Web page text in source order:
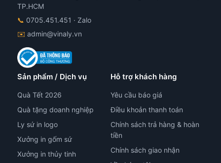
TP.HCM
📞 0705.451.451 · Zalo
✉️ admin@vinaly.vn
Sản phẩm / Dịch vụ
Quà Tết 2026
Quà tặng doanh nghiệp
Ly sứ in logo
Xưởng in gốm sứ
Xưởng in thủy tinh
Hỗ trợ khách hàng
Yêu cầu báo giá
Điều khoản thanh toán
Chính sách trả hàng & hoàn
tiền
Chính sách giao nhận